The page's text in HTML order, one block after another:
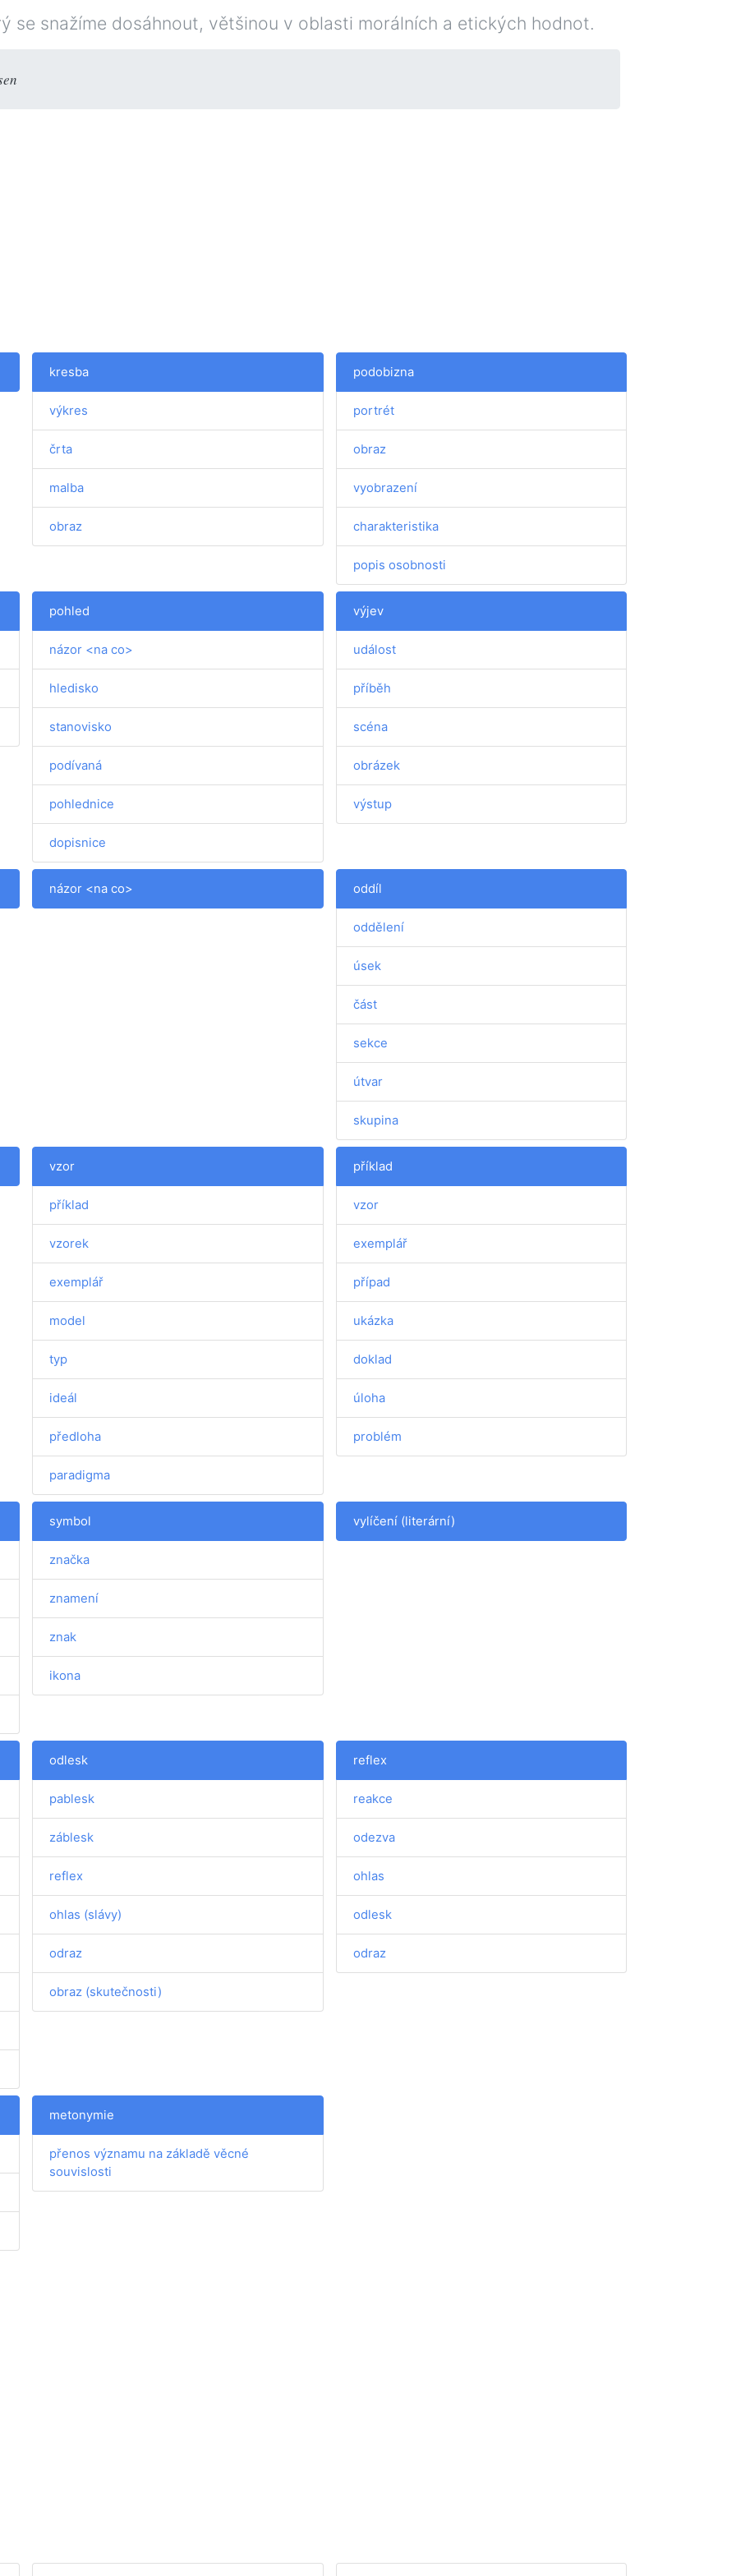
se snažíme dosáhnout, většinou v oblasti morálních a etických hodnot.
kresba
výkres
črta
malba
obraz
podobizna
portrét
obraz
vyobrazení
charakteristika
popis osobnosti
pohled
názor <na co>
hledisko
stanovisko
podívaná
pohlednice
dopisnice
výjev
událost
příběh
scéna
obrázek
výstup
názor <na co> oddíl
oddělení
úsek
část
sekce
útvar
skupina
vzor
příklad
vzorek
exemplář
model
typ
ideál
předloha
paradigma
příklad
vzor
exemplář
případ
ukázka
doklad
úloha
problém
symbol
značka
znamení
znak
ikona
vylíčení (literární)
odlesk
pablesk
záblesk
reflex
ohlas (slávy)
odraz
obraz (skutečnosti)
reflex
reakce
odezva
ohlas
odlesk
odraz
metonymie
přenos významu na základě věcné
souvislosti